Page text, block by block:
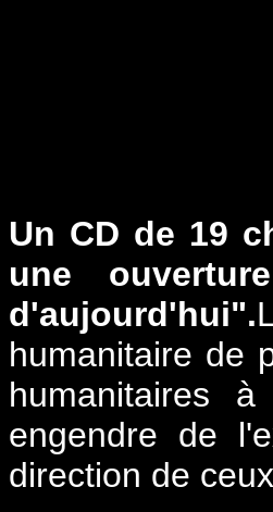
Un CD de 19
une
d'aujourd'hui".
humanitaire de
humanitaires
engendre de
direction de